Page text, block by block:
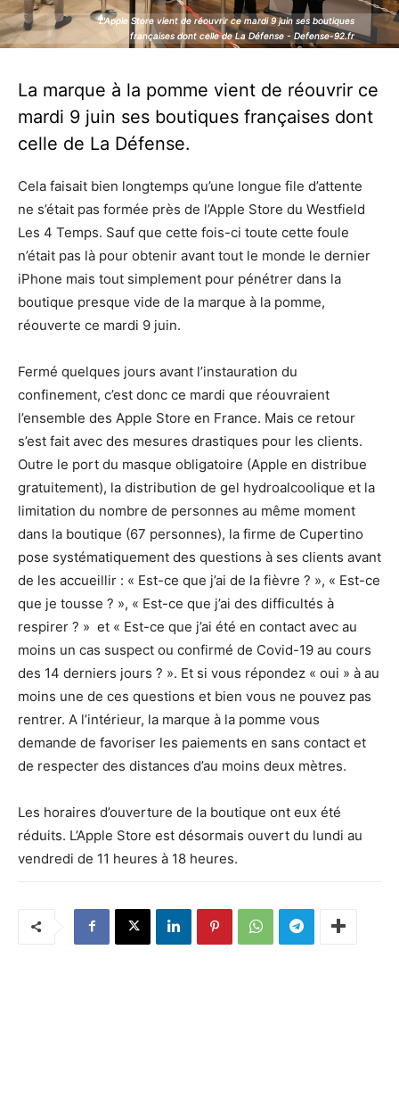
L'Apple Store vient de réouvrir ce mardi 9 juin ses boutiques
françaises dont celle de La Défense - Defense-92.fr
L'Apple Store vient de réouvrir ce mardi 9 juin ses boutiques
françaises dont celle de La Défense - Defense-92.fr
La marque à la pomme vient de réouvrir ce
mardi 9 juin ses boutiques françaises dont
celle de La Défense.
Cela faisait bien longtemps qu’une longue file d’attente
ne s’était pas formée près de l’Apple Store du Westfield
Les 4 Temps. Sauf que cette fois-ci toute cette foule
n’était pas là pour obtenir avant tout le monde le dernier
iPhone mais tout simplement pour pénétrer dans la
boutique presque vide de la marque à la pomme,
réouverte ce mardi 9 juin.
Fermé quelques jours avant l’instauration du
confinement, c’est donc ce mardi que réouvraient
l’ensemble des Apple Store en France. Mais ce retour
s’est fait avec des mesures drastiques pour les clients.
Outre le port du masque obligatoire (Apple en distribue
gratuitement), la distribution de gel hydroalcoolique et la
limitation du nombre de personnes au même moment
dans la boutique (67 personnes), la firme de Cupertino
pose systématiquement des questions à ses clients avant
de les accueillir : « Est-ce que j’ai de la fièvre ? », « Est-ce
que je tousse ? », « Est-ce que j’ai des difficultés à
respirer ? » et « Est-ce que j’ai été en contact avec au
moins un cas suspect ou confirmé de Covid-19 au cours
des 14 derniers jours ? ». Et si vous répondez « oui » à au
moins une de ces questions et bien vous ne pouvez pas
rentrer. A l’intérieur, la marque à la pomme vous
demande de favoriser les paiements en sans contact et
de respecter des distances d’au moins deux mètres.
Les horaires d’ouverture de la boutique ont eux été
réduits. L’Apple Store est désormais ouvert du lundi au
vendredi de 11 heures à 18 heures.